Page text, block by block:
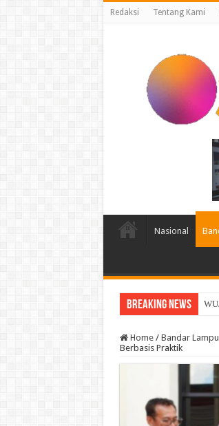
Redaksi Tentang Kami
Nasional
Breaking News
Home / Bandar
Berbasis Praktik